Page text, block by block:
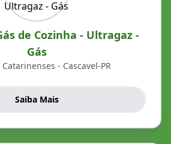
de Cozinha - Ultragaz -
Gás
- Cascavel-PR
Saiba Mais